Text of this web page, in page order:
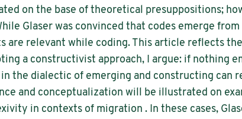
on the base of theoretical presuppositions;
Glaser was convinced that codes emerge
are relevant while coding. This article reflects
a constructivist approach, I argue: if nothing
the dialectic of emerging and constructing can
and conceptualization will be illustrated on
in contexts of migration . In these cases,